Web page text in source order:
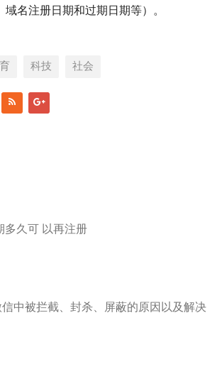
域名注册日期和过期日期等）。
科技 社会
多久可 以再注册
中被拦截、封杀、屏蔽的原因以及解决